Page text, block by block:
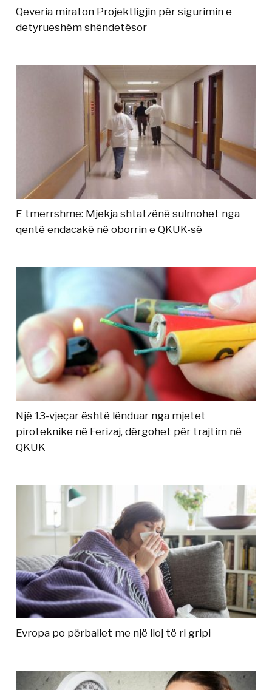
Qeveria miraton Projektligjin për sigurimin e
detyrueshëm shëndetësor
E tmerrshme: Mjekja shtatzënë sulmohet nga
qentë endacakë në oborrin e QKUK-së
Një 13-vjeçar është lënduar nga mjetet
piroteknike në Ferizaj, dërgohet për trajtim në
QKUK
Evropa po përballet me një lloj të ri gripi